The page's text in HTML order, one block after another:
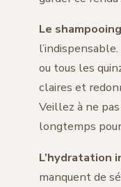
Le
ou tous les
claires et
Veillez à ne
longtemps
L’hydratation
manquent de